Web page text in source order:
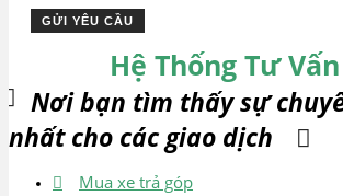
Hệ Thống Tư
Nơi bạn tìm thấy sự
nhất cho các giao dịch
Mua xe trả góp